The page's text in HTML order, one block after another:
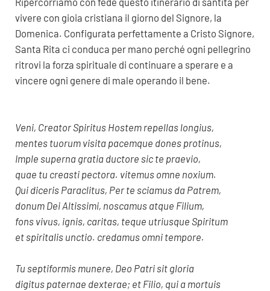
vivere con gioia cristiana il giorno del Signore, la
Domenica. Configurata perfettamente a Cristo Signore,
Santa Rita ci conduca per mano perché ogni pellegrino
ritrovi la forza spirituale di continuare a sperare e a
vincere ogni genere di male operando il bene.
Veni, Creator Spiritus Hostem repellas longius,
mentes tuorum visita pacemque dones protinus,
Imple superna gratia ductore sic te praevio,
quae tu creasti pectora. vitemus omne noxium.
Qui diceris Paraclitus, Per te sciamus da Patrem,
donum Dei Altissimi, noscamus atque Filium,
fons vivus, ignis, caritas, teque utriusque Spiritum
et spiritalis unctio. credamus omni tempore.
Tu septiformis munere, Deo Patri sit gloria
digitus paternae dexterae; et Filio, qui a mortuis